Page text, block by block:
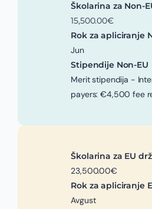
Školarina za Non-
15,500.00€
Rok za apliciranje
Jun
Stipendije Non-EU
Merit stipendija -
payers: €4,500 fee
Školarina za EU
23,500.00€
Rok za apliciranje
Avgust